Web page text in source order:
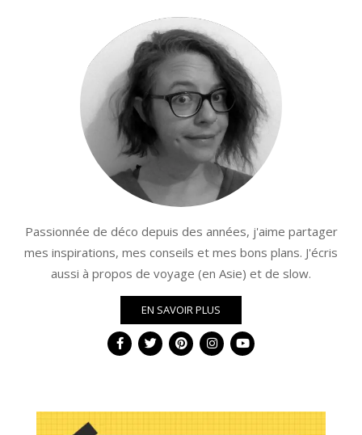
Passionnée de déco depuis des années, j'aime partager
mes inspirations, mes conseils et mes bons plans. J'écris
aussi à propos de voyage (en Asie) et de slow.
EN SAVOIR PLUS